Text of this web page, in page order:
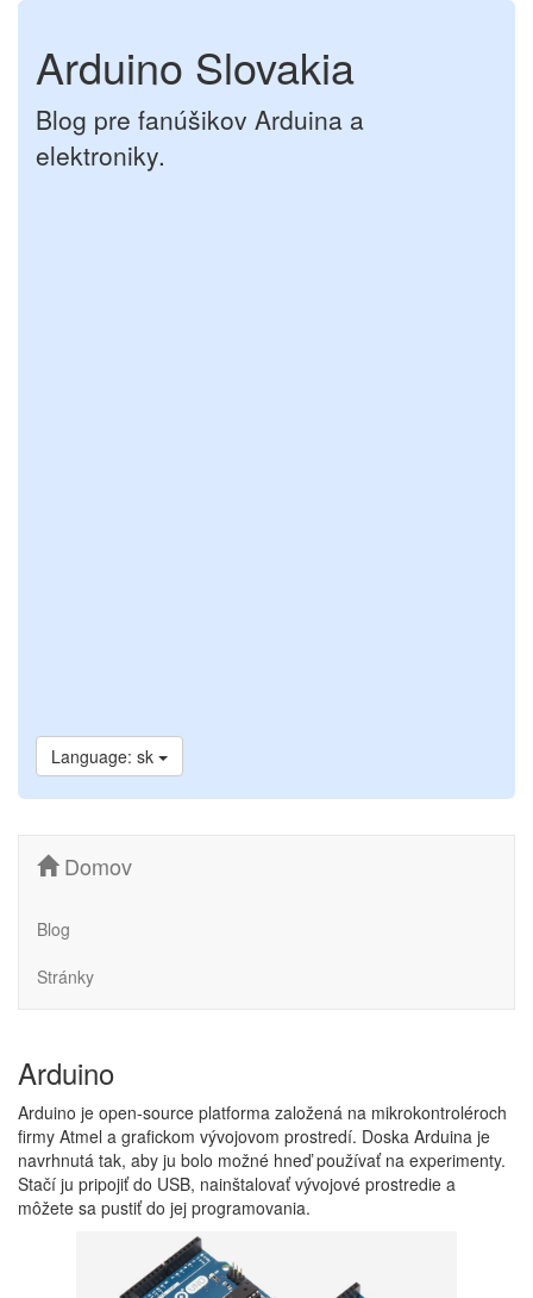
Arduino Slovakia
Blog pre fanúšikov Arduina a
elektroniky.
Language: sk
Domov
Blog
Stránky
Arduino
Arduino je open-source platforma založená na mikrokontroléroch
firmy Atmel a grafickom vývojovom prostredí. Doska Arduina je
navrhnutá tak, aby ju bolo možné hneď používať na experimenty.
Stačí ju pripojiť do USB, nainštalovať vývojové prostredie a
môžete sa pustiť do jej programovania.